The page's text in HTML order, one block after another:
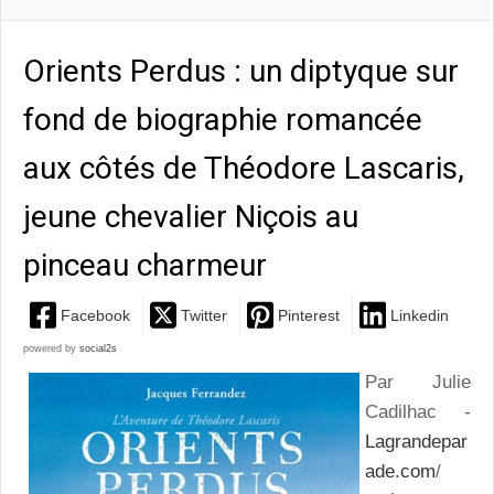
Orients Perdus : un diptyque sur
fond de biographie romancée
aux côtés de Théodore Lascaris,
jeune chevalier Niçois au
pinceau charmeur
Facebook Twitter Pinterest Linkedin
powered by social2s
Par Julie
Cadilhac -
Lagrandepar
ade.com/